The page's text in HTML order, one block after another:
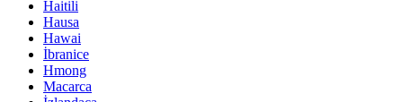
Haitili
Hausa
Hawai
İbranice
Hmong
Macarca